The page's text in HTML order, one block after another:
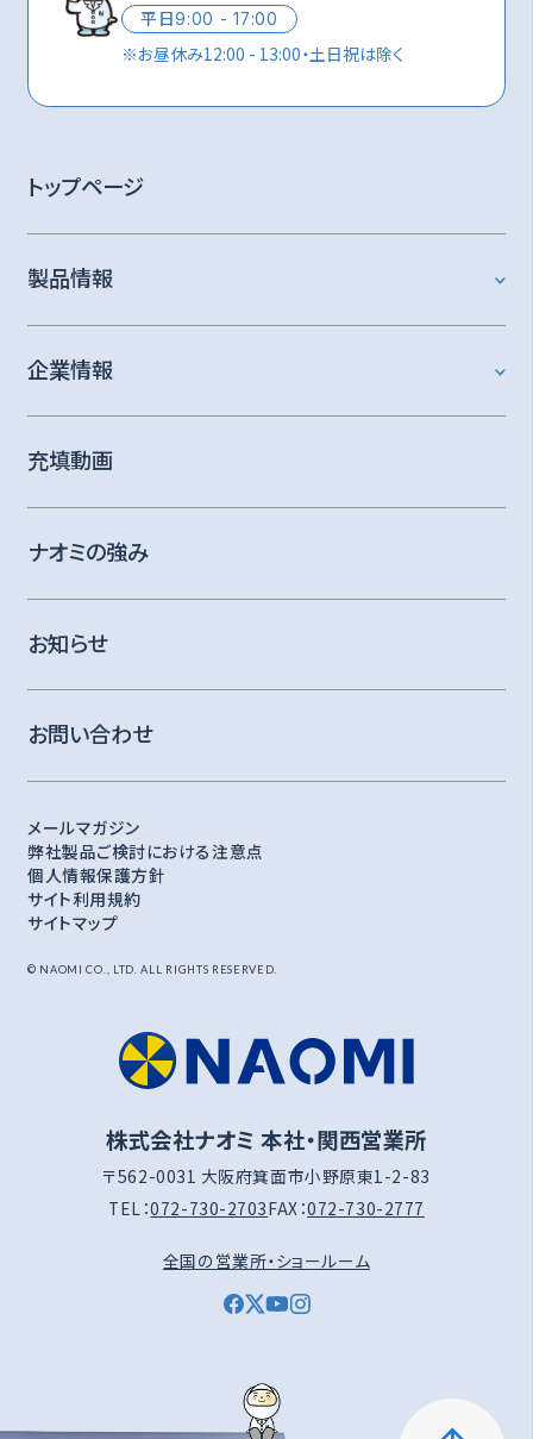
平日9:00 - 17:00
※お昼休み12:00 - 13:00・土日祝は除く
トップページ
製品情報
企業情報
充填動画
ナオミの強み
お知らせ
お問い合わせ
メールマガジン
弊社製品ご検討における注意点
個人情報保護方針
サイト利用規約
サイトマップ
© NAOMI CO., LTD. ALL RIGHTS RESERVED.
株式会社ナオミ 本社・関西営業所
〒562-0031 大阪府箕面市小野原東1-2-83
TEL：072-730-2703FAX：072-730-2777
全国の営業所・ショールーム